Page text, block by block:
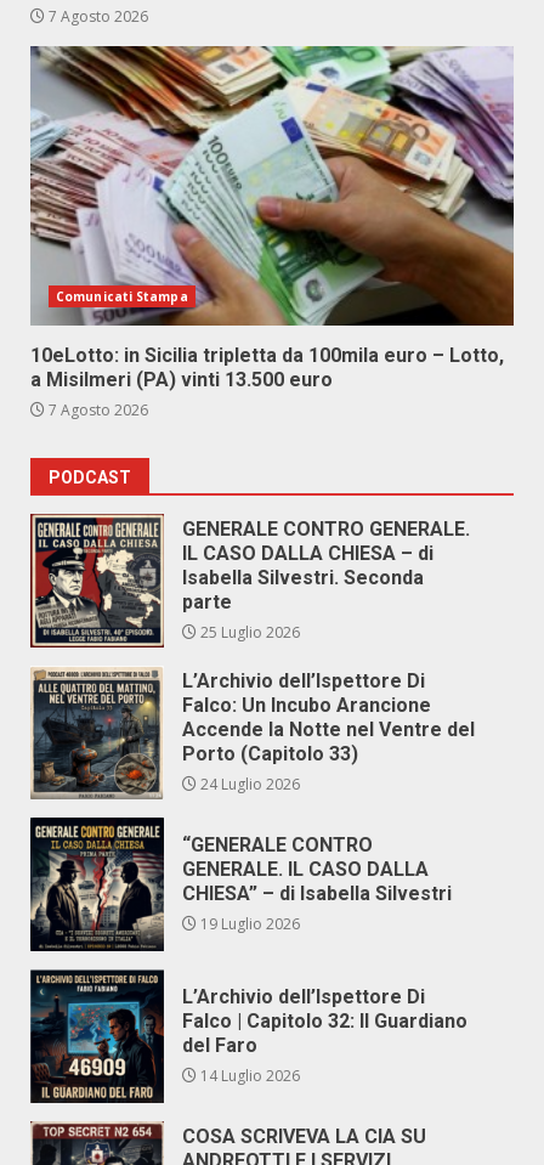
7 Agosto 2026
Comunicati Stampa
10eLotto: in Sicilia tripletta da 100mila euro – Lotto,
a Misilmeri (PA) vinti 13.500 euro
7 Agosto 2026
PODCAST
GENERALE CONTRO GENERALE.
IL CASO DALLA CHIESA – di
Isabella Silvestri. Seconda
parte
25 Luglio 2026
L’Archivio dell’Ispettore Di
Falco: Un Incubo Arancione
Accende la Notte nel Ventre del
Porto (Capitolo 33)
24 Luglio 2026
“GENERALE CONTRO
GENERALE. IL CASO DALLA
CHIESA” – di Isabella Silvestri
19 Luglio 2026
L’Archivio dell’Ispettore Di
Falco | Capitolo 32: Il Guardiano
del Faro
14 Luglio 2026
COSA SCRIVEVA LA CIA SU